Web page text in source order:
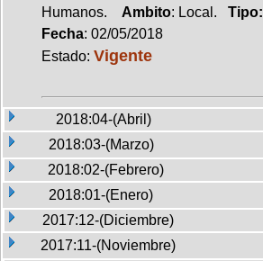
Humanos. Ambito: Local. Tipo:
Fecha: 02/05/2018
Estado: Vigente
2018:04-(Abril)
2018:03-(Marzo)
2018:02-(Febrero)
2018:01-(Enero)
2017:12-(Diciembre)
2017:11-(Noviembre)